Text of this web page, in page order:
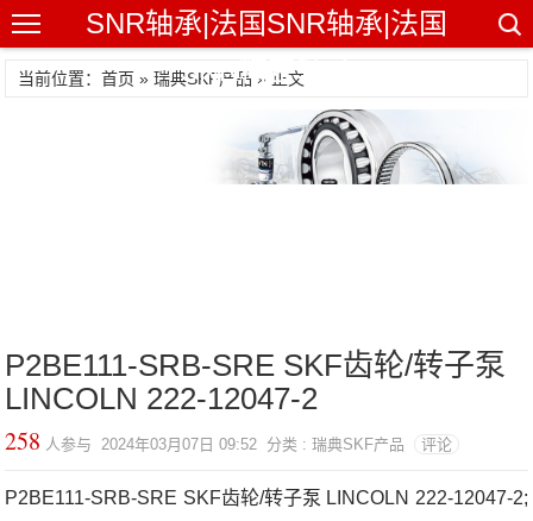
SNR轴承|法国SNR轴承|法国
SNR精密轴承
当前位置：首页 »瑞典SKF产品 » 正文
P2BE111-SRB-SRE SKF齿轮/转子泵
LINCOLN 222-12047-2
258 人参与 2024年03月07日 09:52 分类 : 瑞典SKF产品 评论
P2BE111-SRB-SRE SKF齿轮/转子泵 LINCOLN 222-12047-2;